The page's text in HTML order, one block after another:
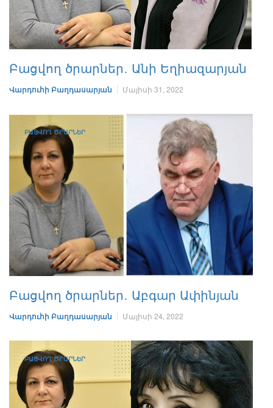
Բացվող ծրարներ․ Անի Եղիազարյան
Վարդուհի Բաղդասարյան Մայիսի 31, 2022
ԲԱՑՎՈՂ ԾՐԱՐՆԵՐ
Բացվող ծրարներ․ Աբգար Ափինյան
Վարդուհի Բաղդասարյան Մայիսի 24, 2022
ԲԱՑՎՈՂ ԾՐԱՐՆԵՐ